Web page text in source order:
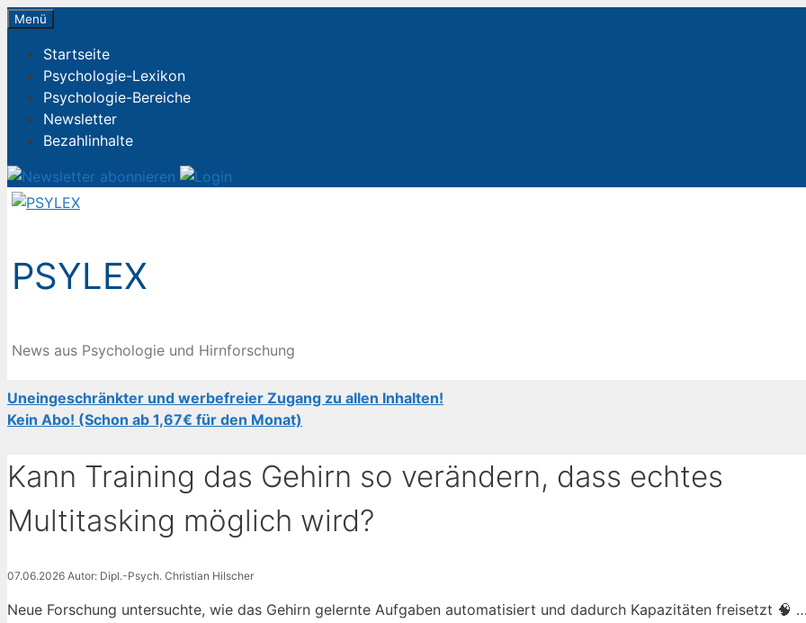
Zum
springen
Menü
Startseite
Psychologie-Lexikon
Psychologie-Bereiche
Newsletter
Bezahlinhalte
PSYLEX
News aus Psychologie und Hirnforschung
Uneingeschränkter und werbefreier Zugang zu allen Inhalten!
Kein Abo! (Schon ab 1,67€ für den Monat)
Kann Training das Gehirn so verändern, dass echtes
Multitasking möglich wird?
07.06.2026 Autor: Dipl.-Psych. Christian Hilscher
Neue Forschung untersuchte, wie das Gehirn gelernte Aufgaben automatisiert und dadurch Kapazitäten freisetzt 🧠